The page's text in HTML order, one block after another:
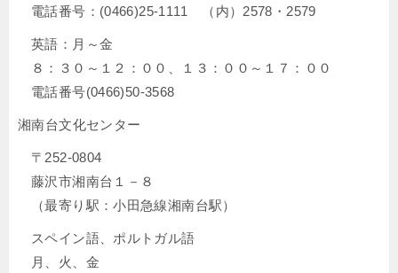
電話番号：(0466)25-1111 （内）2578・2579
英語：月～金
８：３０～１２：００、１３：００～１７：００
電話番号(0466)50-3568
湘南台文化センター
〒252-0804
藤沢市湘南台１－８
（最寄り駅：小田急線湘南台駅）
スペイン語、ポルトガル語
月、火、金